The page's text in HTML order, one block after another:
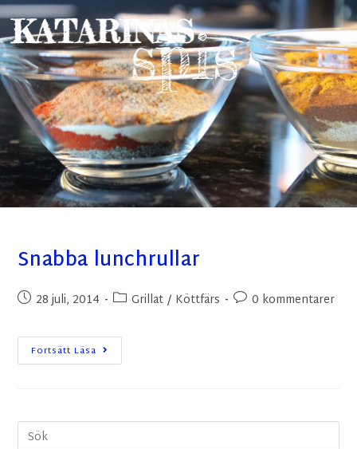
Snabba lunchrullar
28 juli, 2014 Grillat / Köttfärs 0 kommentarer
Fortsätt Läsa